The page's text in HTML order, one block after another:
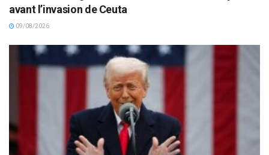
avant l’invasion de Ceuta
09/08/2026